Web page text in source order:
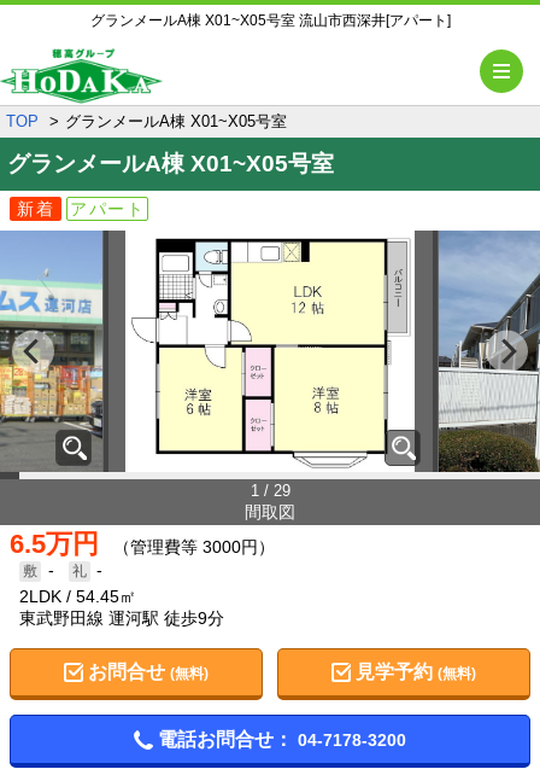
グランメールA棟 X01~X05号室 流山市西深井[アパート]
TOP グランメールA棟 X01~X05号室
グランメールA棟 X01~X05号室
新着 アパート
1 / 29
間取図
6.5万円 （管理費等 3000円）
-
-
2LDK
54.45㎡
東武野田線 運河駅 徒歩9分
お問合せ (無料) 見学予約(無料)
電話お問合せ： 04-7178-3200